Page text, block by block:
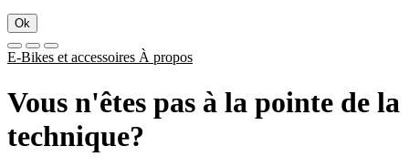
Ok
E-Bikes et accessoires À propos
Vous n'êtes pas à la pointe de la
technique?